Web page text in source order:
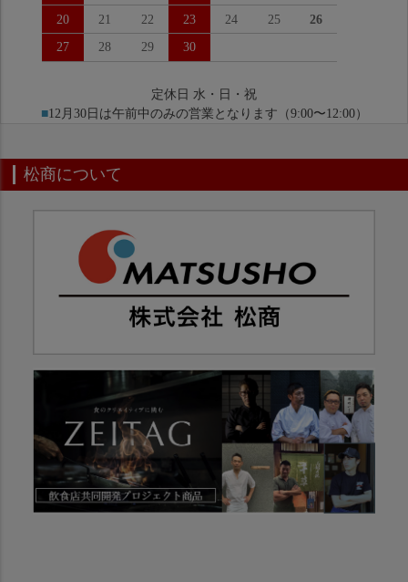
20 21 22 23 24 25 26
27 28 29 30
定休日 水・日・祝
■12月30日は午前中のみの営業となります（9:00〜12:00）
松商について